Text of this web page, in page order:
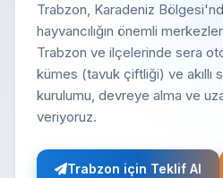
Trabzon, Karadeniz
hayvancılığın önemli
Trabzon ve ilçelerinde sera
kümes (tavuk çiftliği) ve akıllı
kurulumu, devreye alma ve
veriyoruz.
Trabzon için Teklif Al